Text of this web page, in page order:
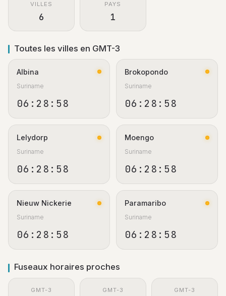
VILLES
6
PAYS
1
Toutes les villes en GMT-3
Albina
Suriname
06:28:59
Brokopondo
Suriname
06:28:59
Lelydorp
Suriname
06:28:59
Moengo
Suriname
06:28:59
Nieuw Nickerie
Suriname
06:28:59
Paramaribo
Suriname
06:28:59
Fuseaux horaires proches
GMT-3 GMT-3 GMT-3